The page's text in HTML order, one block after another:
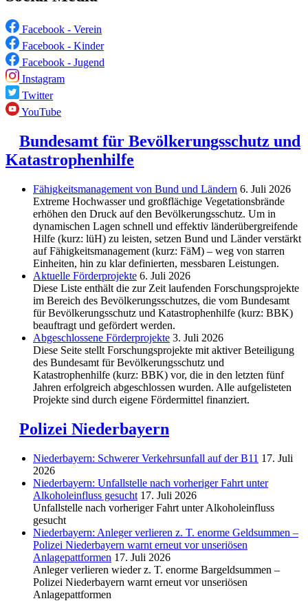
Facebook - Verein
Facebook - Kinder
Facebook - Jugend
Instagram
Twitter
YouTube
Bundesamt für Bevölkerungsschutz und
Katastrophenhilfe
Fähigkeitsmanagement von Bund und Ländern 6. Juli 2026
Extreme Hochwasser und großflächige Vegetationsbrände
erhöhen den Druck auf den Bevölkerungsschutz. Um in
dynamischen Lagen schnell und effektiv länderübergreifende
Hilfe (kurz: lüH) zu leisten, setzen Bund und Länder verstärkt
auf Fähigkeitsmanagement (kurz: FäM) – weg von starren
Einheiten, hin zu klar definierten, messbaren Leistungen.
Aktuelle Förderprojekte 6. Juli 2026
Diese Liste enthält die zur Zeit laufenden Forschungsprojekte
im Bereich des Be­völkerungs­schutzes, die vom Bundesamt
für Bevölkerungsschutz und Katastrophenhilfe (kurz: BBK)
beauftragt und gefördert werden.
Abgeschlos­sene Förderprojekte 3. Juli 2026
Diese Seite stellt Forschungsprojekte mit aktiver Beteiligung
des Bundesamt für Bevölkerungsschutz und
Katastrophenhilfe (kurz: BBK) vor, die in den letzten fünf
Jahren erfolgreich abgeschlossen wurden. Alle aufgelisteten
Projekte sind durch eigene Fördermittel finanziert.
Polizei Niederbayern
Niederbayern: Schwerer Verkehrsunfall auf der B11 17. Juli
2026
Niederbayern: Unfallstelle nach vorheriger Fahrt unter
Alkoholeinfluss gesucht 17. Juli 2026
Unfallstelle nach vorheriger Fahrt unter Alkoholeinfluss
gesucht
Niederbayern: Anleger verlieren z. T. enorme Geldsummen –
Polizei Niederbayern warnt erneut vor unseriösen
Anlagepattformen 17. Juli 2026
Anleger verlieren wieder z. T. enorme Bargeldsummen –
Polizei Niederbayern warnt erneut vor unseriösen
Anlagepattformen